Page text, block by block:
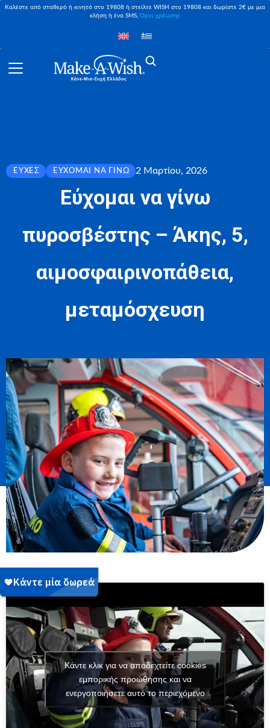
Καλέστε από σταθερό ή κινητό στο 19808 ή στείλτε WISH στο 19808 και δωρίστε 2€ με μια
κλήση ή ένα SMS,Όροι χρέωσης
ΕΥΧΈΣ ΕΎΧΟΜΑΙ ΝΑ ΓΊΝΩ 2 Μαρτίου, 2026
Εύχομαι να γίνω
πυροσβέστης – Άκης, 5,
αιμοσφαιρινοπάθεια,
μεταμόσχευση
Κάντε κλικ για να αποδεχτείτε cookies
εμπορικής προώθησης και να
ενεργοποιήσετε αυτό το περιεχόμενο